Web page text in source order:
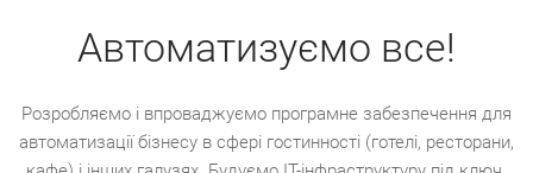
Автоматизуємо все!
Розробляємо і впроваджуємо програмне забезпечення для
автоматизації бізнесу в сферi гостинності (готелі, ресторани,